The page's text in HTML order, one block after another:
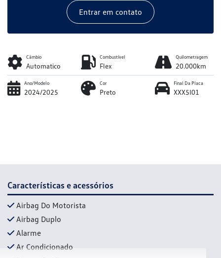
Entrar em contato
Câmbio
Automatico
Combustível
Flex
Quilometragem
20.000km
Ano/Modelo
2024/2025
Cor
Preto
Final Da Placa
XXX5I01
Características e acessórios
Airbag Do Motorista
Airbag Duplo
Alarme
Ar Condicionado